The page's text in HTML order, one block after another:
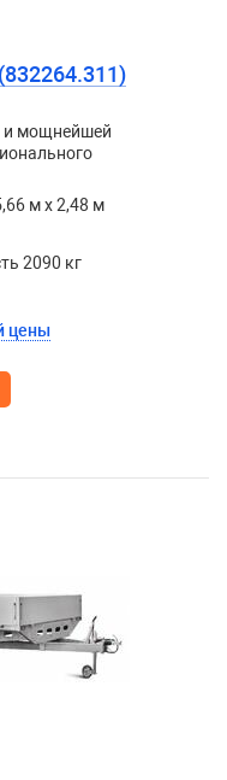
и мощнейшей
м х 2,48 м
2090 кг
цены